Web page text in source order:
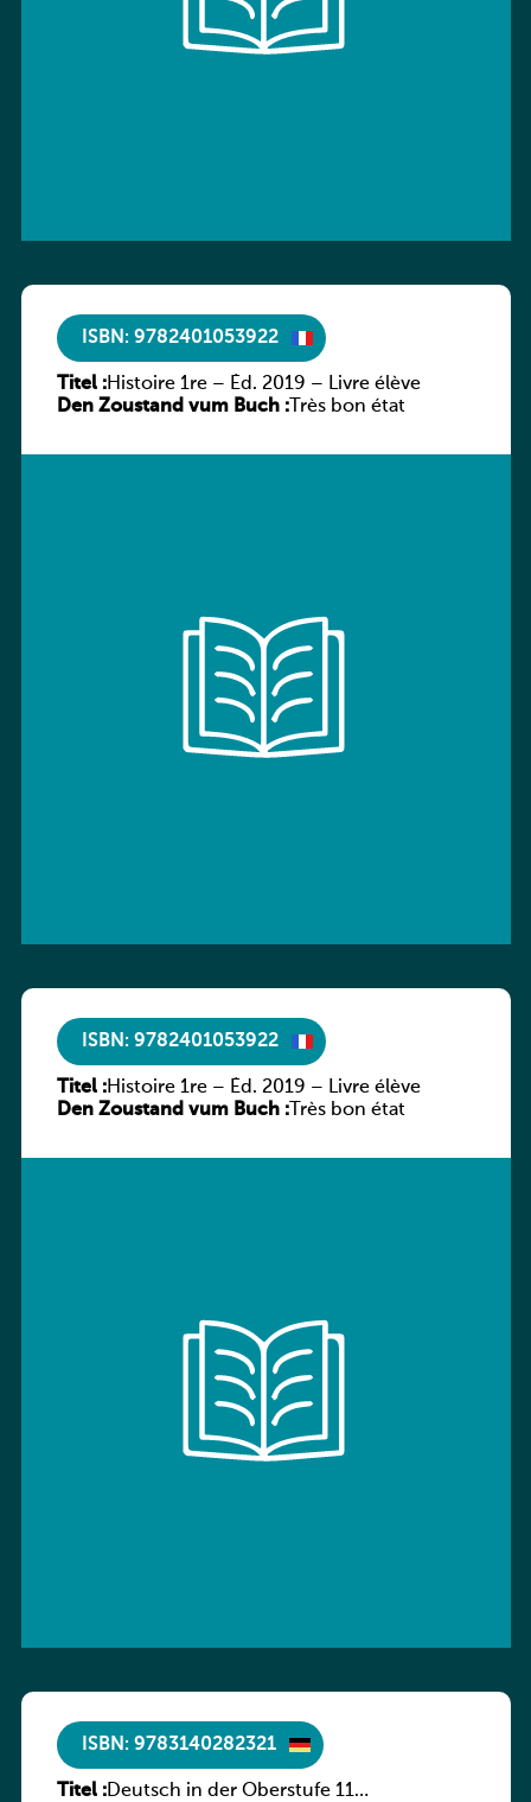
ISBN: 9782401053922
Titel :Histoire 1re – Éd. 2019 – Livre élève
Den Zoustand vum Buch :Très bon état
ISBN: 9782401053922
Titel :Histoire 1re – Éd. 2019 – Livre élève
Den Zoustand vum Buch :Très bon état
ISBN: 9783140282321
Titel :Deutsch in der Oberstufe 11